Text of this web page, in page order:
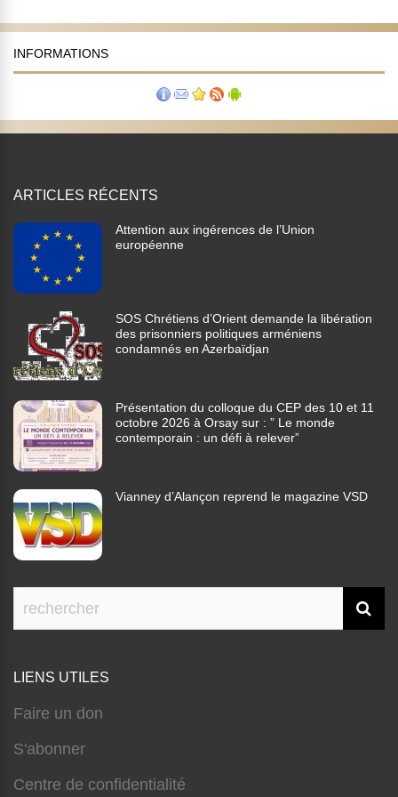
INFORMATIONS
ARTICLES RÉCENTS
Attention aux ingérences de l’Union
européenne
SOS Chrétiens d’Orient demande la libération
des prisonniers politiques arméniens
condamnés en Azerbaïdjan
Présentation du colloque du CEP des 10 et 11
octobre 2026 à Orsay sur : ” Le monde
contemporain : un défi à relever”
Vianney d’Alançon reprend le magazine VSD
LIENS UTILES
Faire un don
S'abonner
Centre de confidentialité